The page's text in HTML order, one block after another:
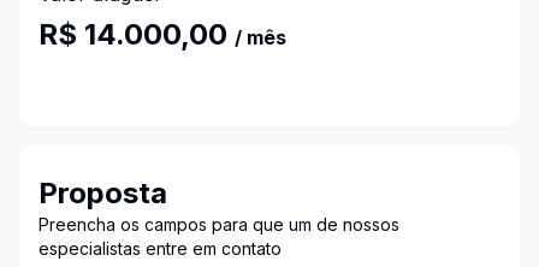
R$ 14.000,00 / mês
Proposta
Preencha os campos para que um de nossos
especialistas entre em contato